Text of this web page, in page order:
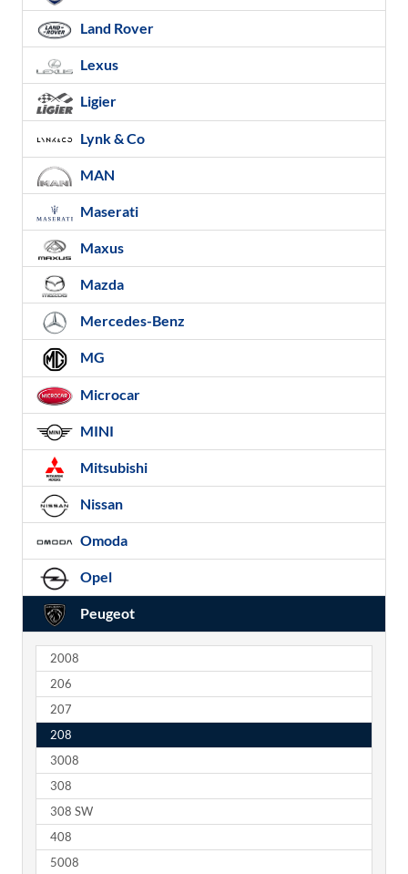
Land Rover
Lexus
Ligier
Lynk & Co
MAN
Maserati
Maxus
Mazda
Mercedes-Benz
MG
Microcar
MINI
Mitsubishi
Nissan
Omoda
Opel
Peugeot
2008
206
207
208
3008
308
308 SW
408
5008